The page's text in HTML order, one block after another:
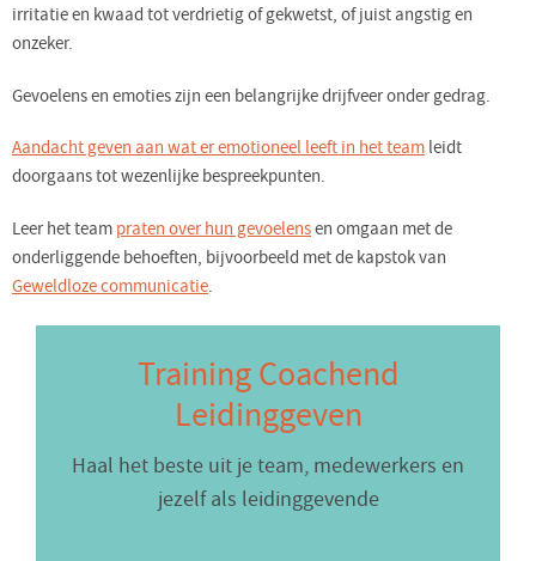
irritatie en kwaad tot verdrietig of gekwetst, of juist angstig en
onzeker.
Gevoelens en emoties zijn een belangrijke drijfveer onder gedrag.
Aandacht geven aan wat er emotioneel leeft in het team leidt
doorgaans tot wezenlijke bespreekpunten.
Leer het team praten over hun gevoelensen omgaan met de
onderliggende behoeften, bijvoorbeeld met de kapstok van
Geweldloze communicatie.
Training Coachend
Leidinggeven
Haal het beste uit je team, medewerkers en
jezelf als leidinggevende